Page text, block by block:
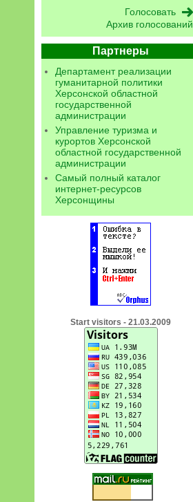
Архив голосований
Партнеры
Департамент реализации
гуманитарной политики
Херсонской областной
государственной
администрации
Управление туризма и
курортов Херсонской
областной государственной
администрации
Самый полный каталог
интернет-ресурсов
Херсонщины
Start visitors - 21.03.2009